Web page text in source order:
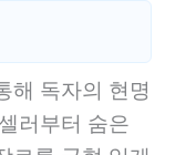
해 독자의 현명
러부터 숨은